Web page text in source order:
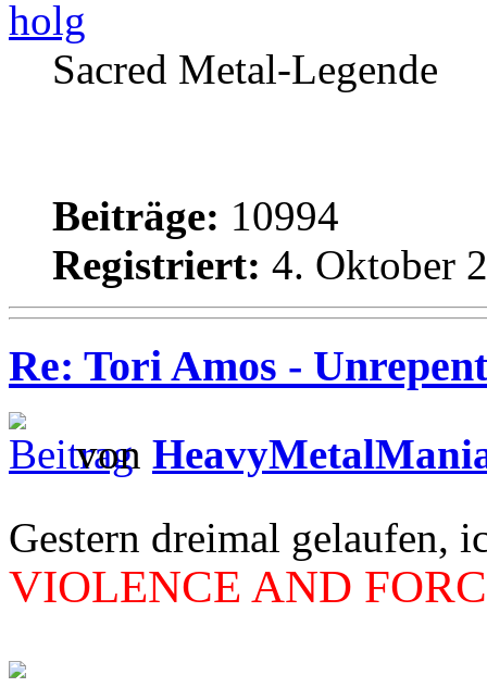
holg
Sacred Metal-Legende
Beiträge: 10994
Registriert: 4. Oktober
Re: Tori Amos -
von
Gestern dreimal gelaufen,
VIOLENCE AND